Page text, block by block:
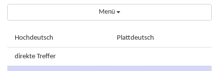
Menü
Hochdeutsch Plattdeutsch
direkte Treffer